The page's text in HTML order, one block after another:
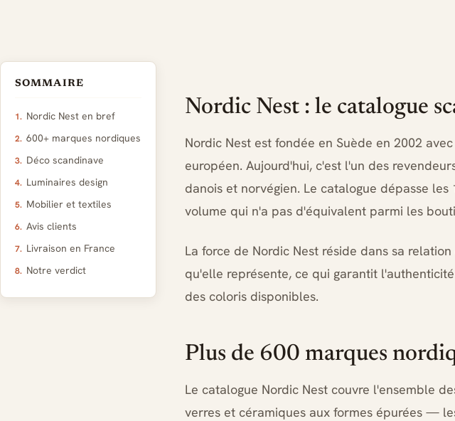
SOMMAIRE
Nordic Nest en bref
600+ marques nordiques
Déco scandinave
Luminaires design
Mobilier et textiles
Avis clients
Livraison en France
Notre verdict
Nordic Nest : le catalogue
Nordic Nest est fondée en Suède en 2002
européen. Aujourd'hui, c'est l'un des
danois et norvégien. Le catalogue dépasse
volume qui n'a pas d'équivalent parmi les
La force de Nordic Nest réside dans sa
qu'elle représente, ce qui garantit
des coloris disponibles.
Plus de 600 marques
Le catalogue Nordic Nest couvre l'ensemble
verres et céramiques aux formes épurées —